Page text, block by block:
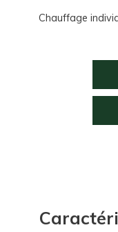
Chauffage